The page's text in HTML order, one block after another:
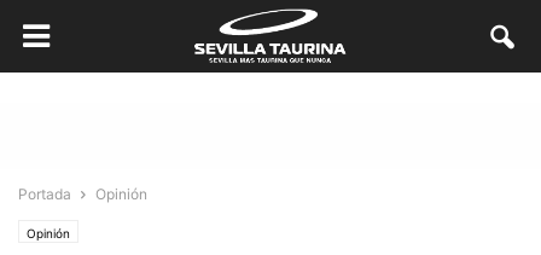
Portada Opinión
Opinión